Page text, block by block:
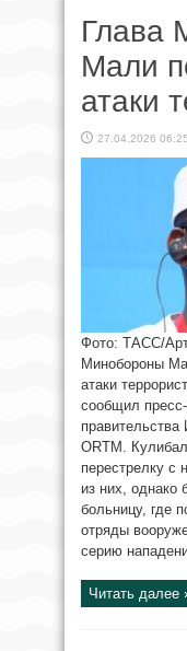
Глава
Мали
атаки
27.04.2026 06:25
Фото: ТАСС/
Минобороны
атаки
сообщил
ORTM.
перестрелку с
из них, однако
больницу, где
отряды
серию
Читать далее